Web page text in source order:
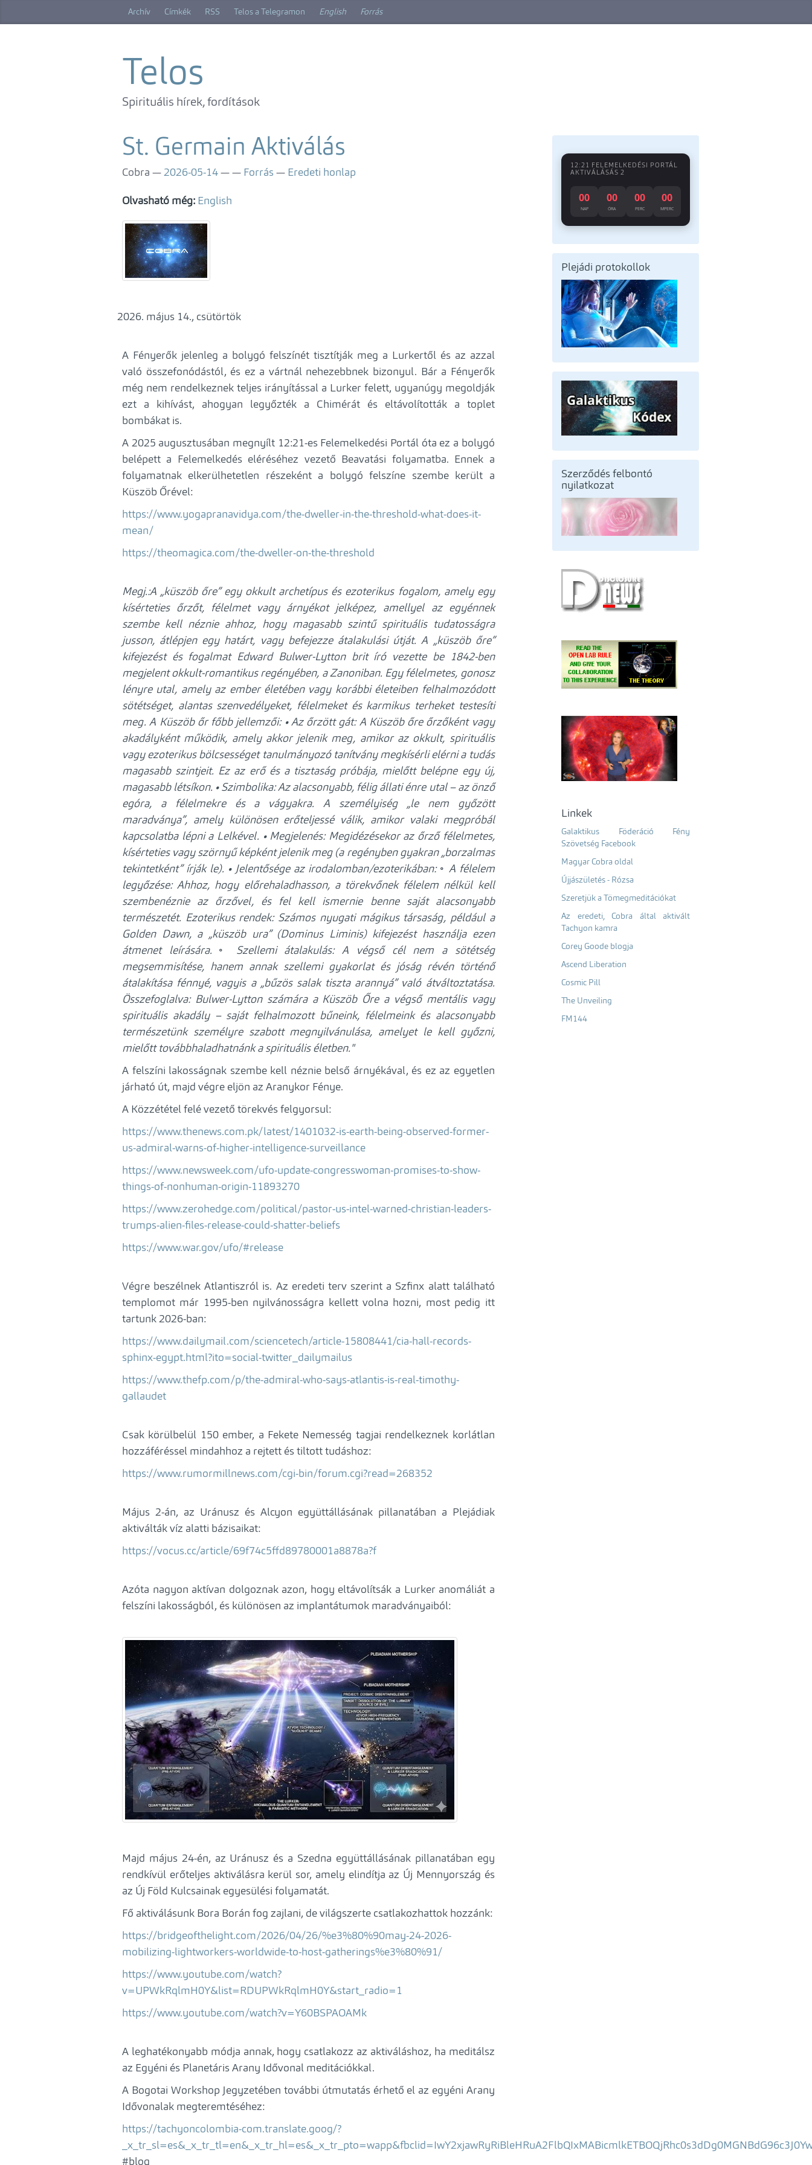
Archív Címkék RSS Telos a Telegramon English Forrás
Telos
Spirituális hírek, fordítások
St. Germain Aktiválás
Cobra 2026-05-14 Forrás Eredeti honlap
Olvasható még: English
május 14., csütörtök
A Fényerők jelenleg a bolygó felszínét tisztítják meg a Lurkertől és az azzal
való összefonódástól, és ez a vártnál nehezebbnek bizonyul. Bár a Fényerők
még nem rendelkeznek teljes irányítással a Lurker felett, ugyanúgy megoldják
ezt a kihívást, ahogyan legyőzték a Chimérát és eltávolították a toplet
bombákat is.
A 2025 augusztusában megnyílt 12:21-es Felemelkedési Portál óta ez a bolygó
belépett a Felemelkedés eléréséhez vezető Beavatási folyamatba. Ennek a
folyamatnak elkerülhetetlen részeként a bolygó felszíne szembe került a
Küszöb Őrével:
https://www.yogapranavidya.com/the-dweller-in-the-threshold-what-does-it-
mean/
https://theomagica.com/the-dweller-on-the-threshold
Megj.:A „küszöb őre” egy okkult archetípus és ezoterikus fogalom, amely egy
kísérteties őrzőt, félelmet vagy árnyékot jelképez, amellyel az egyénnek
szembe kell néznie ahhoz, hogy magasabb szintű spirituális tudatosságra
jusson, átlépjen egy határt, vagy befejezze átalakulási útját. A „küszöb őre”
kifejezést és fogalmat Edward Bulwer-Lytton brit író vezette be 1842-ben
megjelent okkult-romantikus regényében, a Zanoniban. Egy félelmetes, gonosz
lényre utal, amely az ember életében vagy korábbi életeiben felhalmozódott
sötétséget, alantas szenvedélyeket, félelmeket és karmikus terheket testesíti
meg. A Küszöb őr főbb jellemzői: • Az őrzött gát: A Küszöb őre őrzőként vagy
akadályként működik, amely akkor jelenik meg, amikor az okkult, spirituális
vagy ezoterikus bölcsességet tanulmányozó tanítvány megkísérli elérni a tudás
magasabb szintjeit. Ez az erő és a tisztaság próbája, mielőtt belépne egy új,
magasabb létsíkon. • Szimbolika: Az alacsonyabb, félig állati énre utal – az önző
egóra, a félelmekre és a vágyakra. A személyiség „le nem győzött
maradványa”, amely különösen erőteljessé válik, amikor valaki megpróbál
kapcsolatba lépni a Lelkével. • Megjelenés: Megidézésekor az őrző félelmetes,
kísérteties vagy szörnyű képként jelenik meg (a regényben gyakran „borzalmas
tekintetként” írják le). • Jelentősége az irodalomban/ezoterikában: ◦ A félelem
legyőzése: Ahhoz, hogy előrehaladhasson, a törekvőnek félelem nélkül kell
szembenéznie az őrzővel, és fel kell ismernie benne saját alacsonyabb
természetét. Ezoterikus rendek: Számos nyugati mágikus társaság, például a
Golden Dawn, a „küszöb ura” (Dominus Liminis) kifejezést használja ezen
átmenet leírására.
◦ Szellemi átalakulás: A végső cél nem a sötétség
megsemmisítése, hanem annak szellemi gyakorlat és jóság révén történő
átalakítása fénnyé, vagyis a „bűzös salak tiszta arannyá” való átváltoztatása.
Összefoglalva: Bulwer-Lytton számára a Küszöb Őre a végső mentális vagy
spirituális akadály – saját felhalmozott bűneink, félelmeink és alacsonyabb
természetünk személyre szabott megnyilvánulása, amelyet le kell győzni,
mielőtt továbbhaladhatnánk a spirituális életben."
A felszíni lakosságnak szembe kell néznie belső árnyékával, és ez az egyetlen
járható út, majd végre eljön az Aranykor Fénye.
A Közzététel felé vezető törekvés felgyorsul:
https://www.thenews.com.pk/latest/1401032-is-earth-being-observed-former-
us-admiral-warns-of-higher-intelligence-surveillance
https://www.newsweek.com/ufo-update-congresswoman-promises-to-show-
things-of-nonhuman-origin-11893270
https://www.zerohedge.com/political/pastor-us-intel-warned-christian-leaders-
trumps-alien-files-release-could-shatter-beliefs
https://www.war.gov/ufo/#release
Végre beszélnek Atlantiszról is. Az eredeti terv szerint a Szfinx alatt található
templomot már 1995-ben nyilvánosságra kellett volna hozni, most pedig itt
tartunk 2026-ban:
https://www.dailymail.com/sciencetech/article-15808441/cia-hall-records-
sphinx-egypt.html?ito=social-twitter_dailymailus
https://www.thefp.com/p/the-admiral-who-says-atlantis-is-real-timothy-
gallaudet
Csak körülbelül 150 ember, a Fekete Nemesség tagjai rendelkeznek korlátlan
hozzáféréssel mindahhoz a rejtett és tiltott tudáshoz:
https://www.rumormillnews.com/cgi-bin/forum.cgi?read=268352
Május 2-án, az Uránusz és Alcyon együttállásának pillanatában a Plejádiak
aktiválták víz alatti bázisaikat:
https://vocus.cc/article/69f74c5ffd89780001a8878a?f
Azóta nagyon aktívan dolgoznak azon, hogy eltávolítsák a Lurker anomáliát a
felszíni lakosságból, és különösen az implantátumok maradványaiból:
Majd május 24-én, az Uránusz és a Szedna együttállásának pillanatában egy
rendkívül erőteljes aktiválásra kerül sor, amely elindítja az Új Mennyország és
az Új Föld Kulcsainak egyesülési folyamatát.
Fő aktiválásunk Bora Borán fog zajlani, de világszerte csatlakozhattok hozzánk:
https://bridgeofthelight.com/2026/04/26/%e3%80%90may-24-2026-
mobilizing-lightworkers-worldwide-to-host-gatherings%e3%80%91/
https://www.youtube.com/watch?
v=UPWkRqlmH0Y&list=RDUPWkRqlmH0Y&start_radio=1
https://www.youtube.com/watch?v=Y60BSPAOAMk
A leghatékonyabb módja annak, hogy csatlakozz az aktiváláshoz, ha meditálsz
az Egyéni és Planetáris Arany Idővonal meditációkkal.
A Bogotai Workshop Jegyzetében további útmutatás érhető el az egyéni Arany
Idővonalak megteremtéséhez:
https://tachyoncolombia-com.translate.goog/?
#blog
12:21 FELEMELKEDÉSI PORTÁL
AKTIVÁLÁSÁS 2
00
NAP
00
ÓRA
00
PERC
00
MPERC
Plejádi protokollok
Szerződés felbontó
nyilatkozat
Linkek
Galaktikus Föderáció Fény
Szövetség Facebook
Magyar Cobra oldal
Újjászületés - Rózsa
Szeretjük a Tömegmeditációkat
Az eredeti, Cobra által aktivált
Tachyon kamra
Corey Goode blogja
Ascend Liberation
Cosmic Pill
The Unveiling
FM144